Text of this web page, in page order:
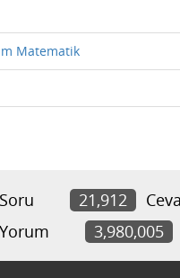
Matematik
Soru 21,912
Yorum 3,980,005